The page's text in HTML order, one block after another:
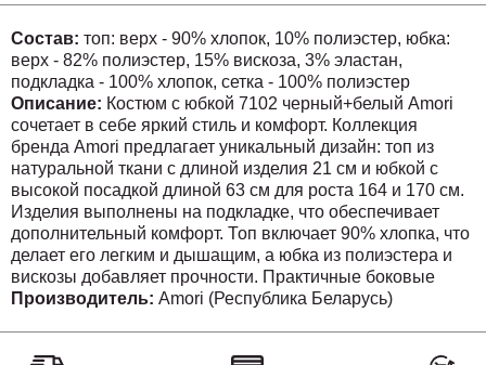
Состав: топ: верх - 90% хлопок, 10% полиэстер, юбка:
верх - 82% полиэстер, 15% вискоза, 3% эластан,
подкладка - 100% хлопок, сетка - 100% полиэстер
Описание: Костюм с юбкой 7102 черный+белый Amori
сочетает в себе яркий стиль и комфорт. Коллекция
бренда Amori предлагает уникальный дизайн: топ из
натуральной ткани с длиной изделия 21 см и юбкой с
высокой посадкой длиной 63 см для роста 164 и 170 см.
Изделия выполнены на подкладке, что обеспечивает
дополнительный комфорт. Топ включает 90% хлопка, что
делает его легким и дышащим, а юбка из полиэстера и
вискозы добавляет прочности. Практичные боковые
карманы делают костюм идеальным выбором для
Производитель: Amori (Республика Беларусь)